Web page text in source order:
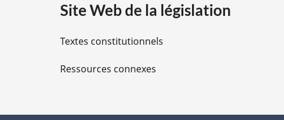
i
l
s
Site Web de la législation
Textes constitutionnels
Ressources connexes